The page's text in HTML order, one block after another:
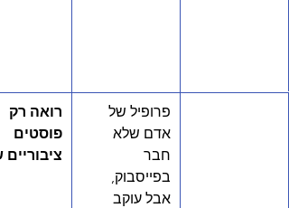
פרופיל של
אדם שלא
חבר
בפייסבוק,
אבל עוקב
רואה רק
פוסטים
ציבוריים